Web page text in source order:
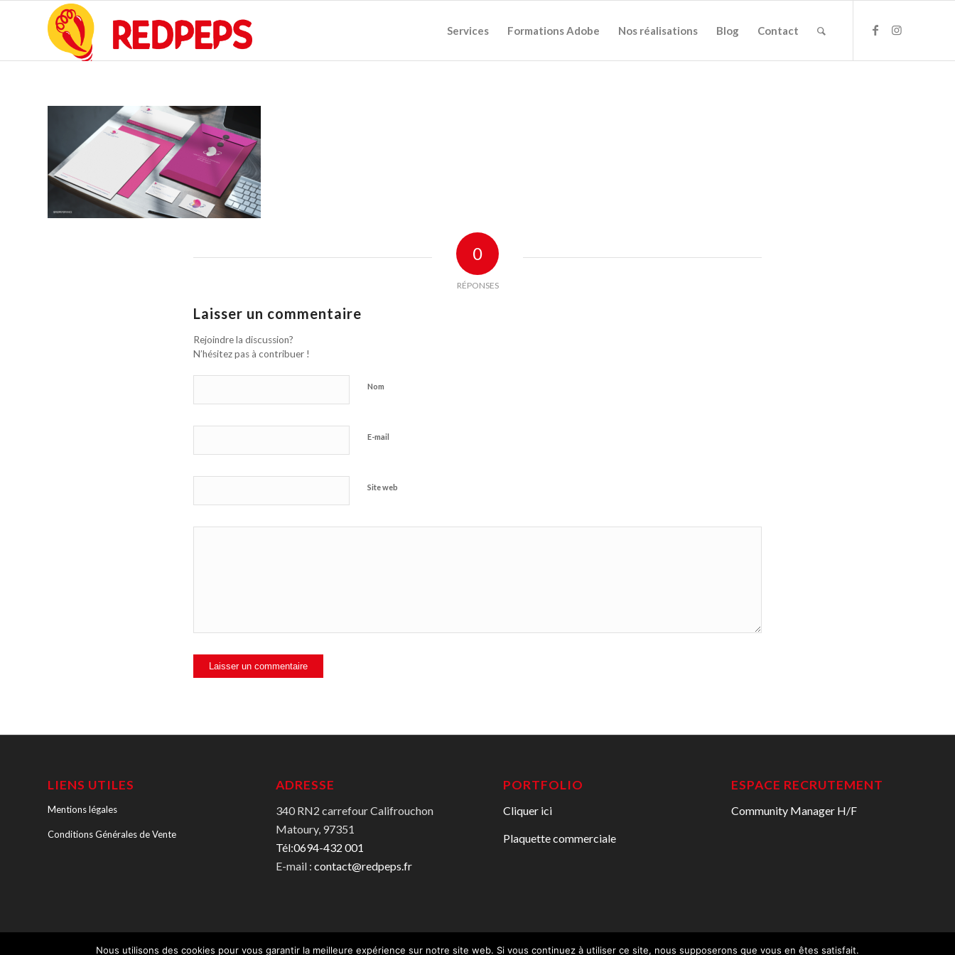
Services Formations Adobe Nos réalisations Blog Contact
0
RÉPONSES
Laisser un commentaire
Rejoindre la discussion?
N’hésitez pas à contribuer !
Nom
E-mail
Site web
LIENS UTILES
Mentions légales
Conditions Générales de Vente
ADRESSE
340 RN2 carrefour Califrouchon
Matoury, 97351
Tél:0694-432 001
E-mail : contact@redpeps.fr
PORTFOLIO
Cliquer ici
Plaquette commerciale
ESPACE RECRUTEMENT
Community Manager H/F
Nous utilisons des cookies pour vous garantir la meilleure expérience sur notre site web. Si vous continuez à utiliser ce site, nous supposerons que vous en êtes satisfait.